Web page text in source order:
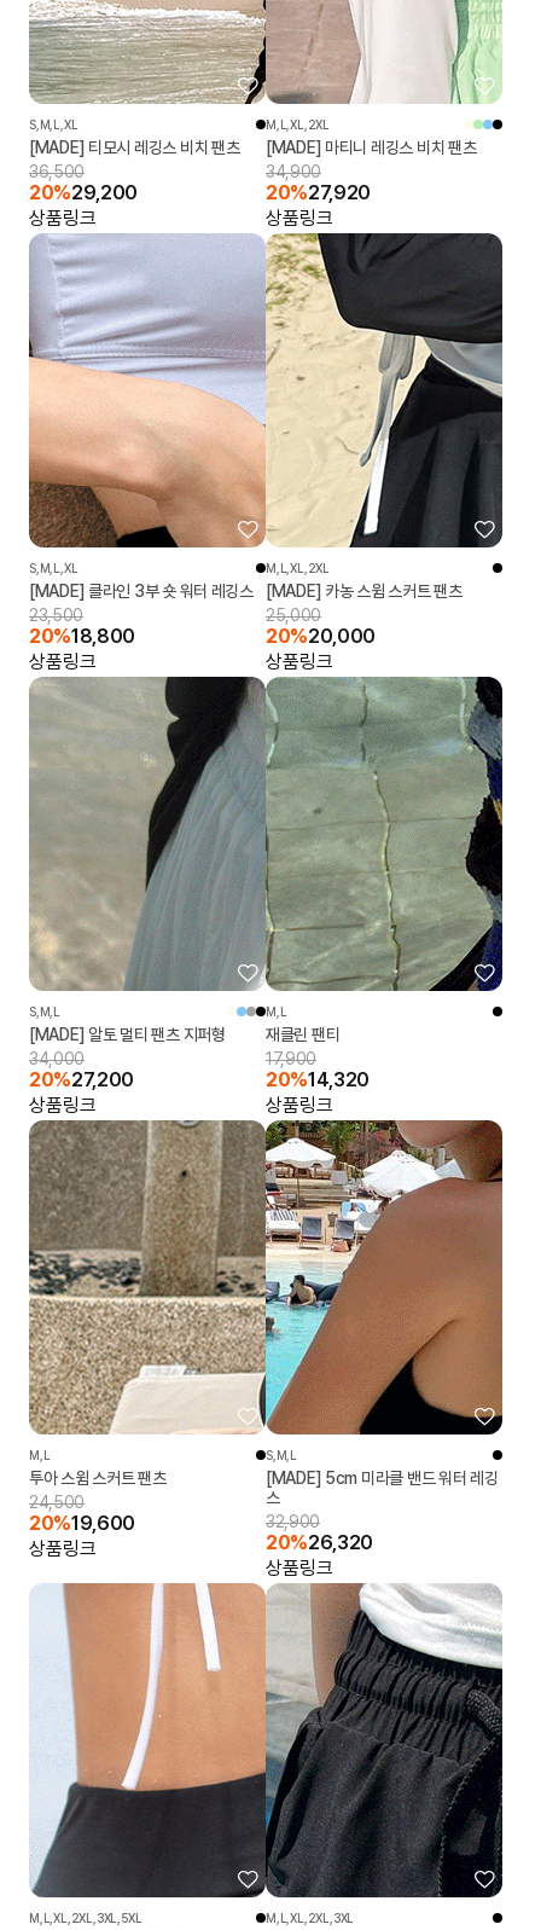
S,M,L,XL
[MADE] 티모시 레깅스 비치 팬츠
36,500
20%29,200
상품링크
M,L,XL,2XL
[MADE] 마티니 레깅스 비치 팬츠
34,900
20%27,920
상품링크
S,M,L,XL
[MADE] 클라인 3부 숏 워터 레깅스
23,500
20%18,800
상품링크
M,L,XL,2XL
[MADE] 카농 스윔 스커트 팬츠
25,000
20%20,000
상품링크
S,M,L
[MADE] 알토 멀티 팬츠 지퍼형
34,000
20%27,200
상품링크
M,L
재클린 팬티
17,900
20%14,320
상품링크
M,L
투아 스윔 스커트 팬츠
24,500
20%19,600
상품링크
S,M,L
[MADE] 5cm 미라클 밴드 워터 레깅
스
32,900
20%26,320
상품링크
M,L,XL,2XL,3XL,5XL M,L,XL,2XL,3XL